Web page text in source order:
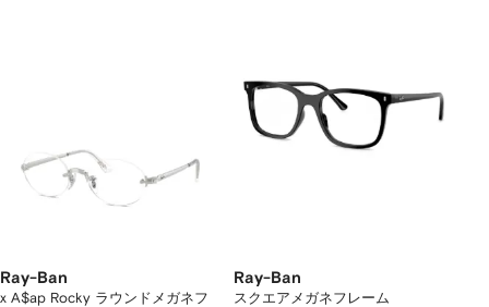
Ray-Ban
x A$ap Rocky ラウンドメガネフ
Ray-Ban
スクエアメガネフレーム